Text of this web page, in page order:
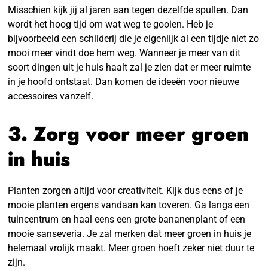
Misschien kijk jij al jaren aan tegen dezelfde spullen. Dan
wordt het hoog tijd om wat weg te gooien. Heb je
bijvoorbeeld een schilderij die je eigenlijk al een tijdje niet zo
mooi meer vindt doe hem weg. Wanneer je meer van dit
soort dingen uit je huis haalt zal je zien dat er meer ruimte
in je hoofd ontstaat. Dan komen de ideeën voor nieuwe
accessoires vanzelf.
3. Zorg voor meer groen
in huis
Planten zorgen altijd voor creativiteit. Kijk dus eens of je
mooie planten ergens vandaan kan toveren. Ga langs een
tuincentrum en haal eens een grote bananenplant of een
mooie sanseveria. Je zal merken dat meer groen in huis je
helemaal vrolijk maakt. Meer groen hoeft zeker niet duur te
zijn.